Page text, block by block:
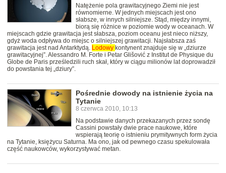
Natężenie pola grawitacyjnego Ziemi nie jest
równomierne. W jednych miejscach jest ono
słabsze, w innych silniejsze. Stąd, między innymi,
biorą się różnice w poziomie wody w oceanach. W
miejscach gdzie grawitacja jest słabsza, poziom oceanu jest nieco niższy,
gdyż woda odpływa do miejsc o silniejszej grawitacji. Najsłabsza zaś
grawitacja jest nad Antarktydą. Lodowy kontynent znajduje się w „dziurze
grawitacyjnej”. Alessandro M. Forte i Petar Glišović z Institut de Physique du
Globe de Paris prześledzili ruch skał, który w ciągu milionów lat doprowadził
do powstania tej „dziury”.
Pośrednie dowody na istnienie życia na
Tytanie
8 czerwca 2010, 10:13
Na podstawie danych przekazanych przez sondę
Cassini powstały dwie prace naukowe, które
wspierają teorię o istnieniu prymitywnych form życia
na Tytanie, księżycu Saturna. Ma ono, jak od pewnego czasu spekulowała
część naukowców, wykorzystywać metan.